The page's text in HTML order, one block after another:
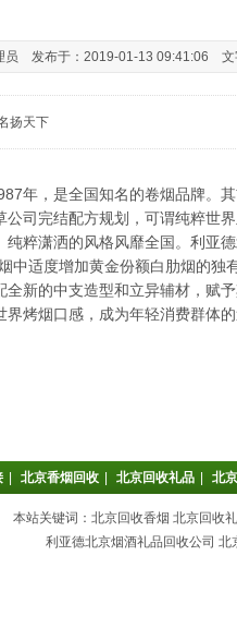
员 发布于：2019-01-13 09:41:06 文
扬天下
年，是全国知名的卷烟品牌。
公司完结配方规划，可谓纯粹世
粹潇洒的风格风靡全国。利亚
中适度增加黄金份额白肋烟的独
全新的中支造型和立异辅材，赋
界烤烟口感，成为年轻消费群体
北京香烟回收 北京回收礼品 北
本站关键词：北京回收香烟 北京回收
利亚德北京烟酒礼品回收公司